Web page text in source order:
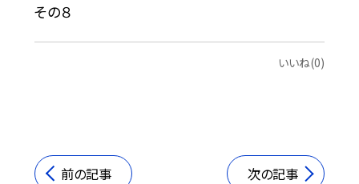
その８
いいね(0)
前の記事 次の記事